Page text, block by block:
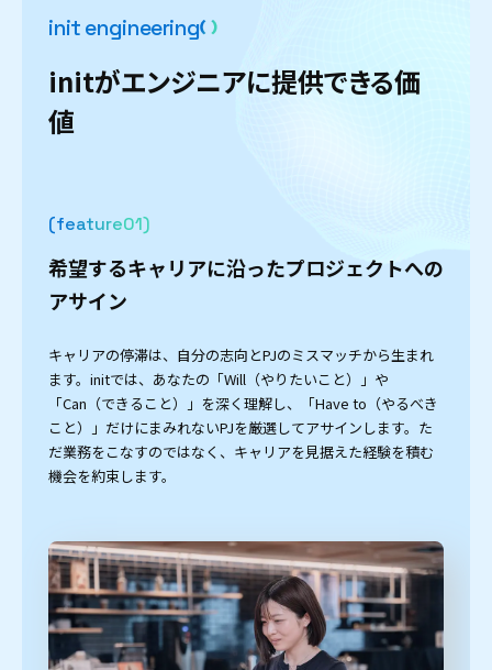
initengineering
initがエンジニアに提供できる価
値
(feature )
希望するキャリアに沿ったプロジェクトへの
アサイン
キャリアの停滞は、自分の志向とPJのミスマッチから生まれ
ます。initでは、あなたの「Will（やりたいこと）」や
「Can（できること）」を深く理解し、「Have to（やるべき
こと）」だけにまみれないPJを厳選してアサインします。た
だ業務をこなすのではなく、キャリアを見据えた経験を積む
機会を約束します。